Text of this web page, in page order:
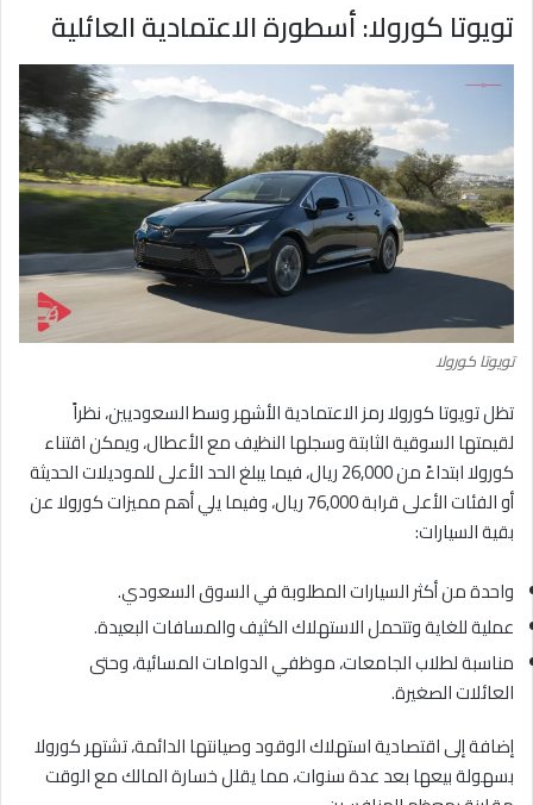
تويوتا كورولا: أسطورة الاعتمادية العائلية
تويوتا كورولا
تظل تويوتا كورولا رمز الاعتمادية الأشهر وسط السعوديين، نظراً
لقيمتها السوقية الثابتة وسجلها النظيف مع الأعطال، ويمكن اقتناء
كورولا ابتداءً من 26,000 ريال، فيما يبلغ الحد الأعلى للموديلات الحديثة
أو الفئات الأعلى قرابة 76,000 ريال، وفيما يلي أهم مميزات كورولا عن
بقية السيارات:
واحدة من أكثر السيارات المطلوبة في السوق السعودي.
عملية للغاية وتتحمل الاستهلاك الكثيف والمسافات البعيدة.
مناسبة لطلاب الجامعات، موظفي الدوامات المسائية، وحتى
العائلات الصغيرة.
إضافة إلى اقتصادية استهلاك الوقود وصيانتها الدائمة، تشتهر كورولا
بسهولة بيعها بعد عدة سنوات، مما يقلل خسارة المالك مع الوقت